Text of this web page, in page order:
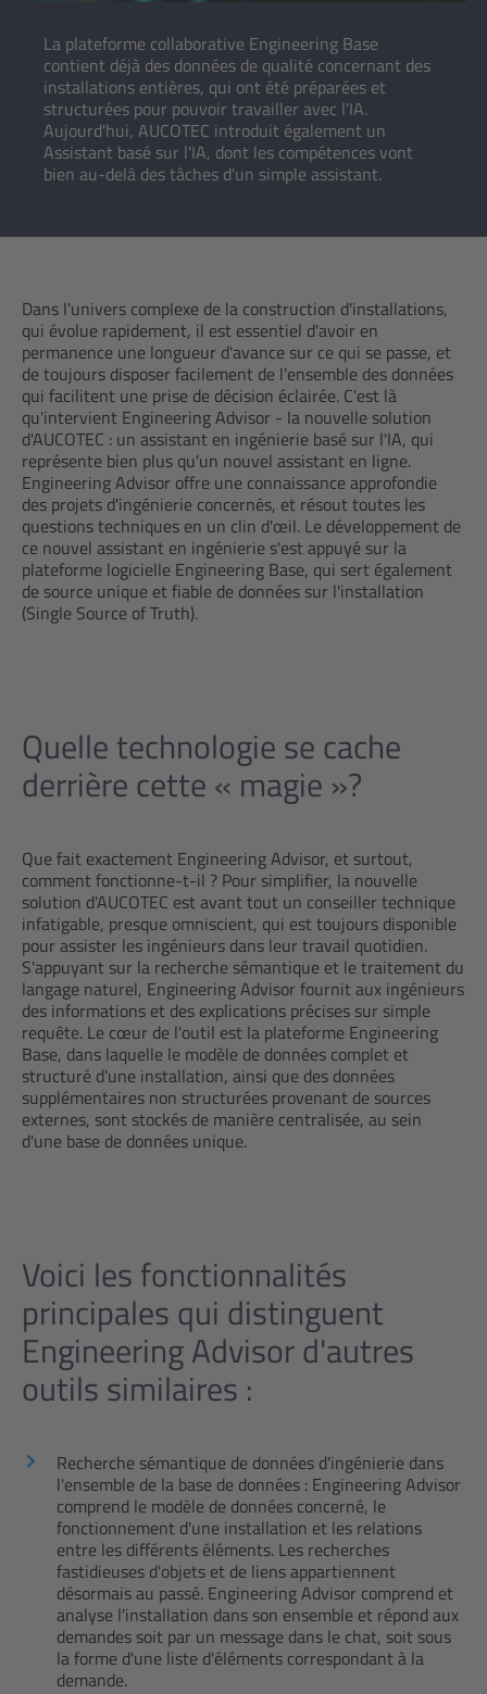
La plateforme collaborative Engineering Base
contient déjà des données de qualité concernant des
installations entières, qui ont été préparées et
structurées pour pouvoir travailler avec l'IA.
Aujourd'hui, AUCOTEC introduit également un
Assistant basé sur l'IA, dont les compétences vont
bien au-delà des tâches d'un simple assistant.
Dans l'univers complexe de la construction d'installations,
qui évolue rapidement, il est essentiel d'avoir en
permanence une longueur d'avance sur ce qui se passe, et
de toujours disposer facilement de l'ensemble des données
qui facilitent une prise de décision éclairée. C'est là
qu'intervient Engineering Advisor - la nouvelle solution
d'AUCOTEC : un assistant en ingénierie basé sur l'IA, qui
représente bien plus qu'un nouvel assistant en ligne.
Engineering Advisor offre une connaissance approfondie
des projets d'ingénierie concernés, et résout toutes les
questions techniques en un clin d'œil. Le développement de
ce nouvel assistant en ingénierie s'est appuyé sur la
plateforme logicielle Engineering Base, qui sert également
de source unique et fiable de données sur l'installation
(Single Source of Truth).
Quelle technologie se cache
derrière cette « magie »?
Que fait exactement Engineering Advisor, et surtout,
comment fonctionne-t-il ? Pour simplifier, la nouvelle
solution d'AUCOTEC est avant tout un conseiller technique
infatigable, presque omniscient, qui est toujours disponible
pour assister les ingénieurs dans leur travail quotidien.
S'appuyant sur la recherche sémantique et le traitement du
langage naturel, Engineering Advisor fournit aux ingénieurs
des informations et des explications précises sur simple
requête. Le cœur de l'outil est la plateforme Engineering
Base, dans laquelle le modèle de données complet et
structuré d'une installation, ainsi que des données
supplémentaires non structurées provenant de sources
externes, sont stockés de manière centralisée, au sein
d'une base de données unique.
Voici les fonctionnalités
principales qui distinguent
Engineering Advisor d'autres
outils similaires :
Recherche sémantique de données d'ingénierie dans
l'ensemble de la base de données : Engineering Advisor
comprend le modèle de données concerné, le
fonctionnement d'une installation et les relations
entre les différents éléments. Les recherches
fastidieuses d'objets et de liens appartiennent
désormais au passé. Engineering Advisor comprend et
analyse l'installation dans son ensemble et répond aux
demandes soit par un message dans le chat, soit sous
la forme d'une liste d'éléments correspondant à la
demande.